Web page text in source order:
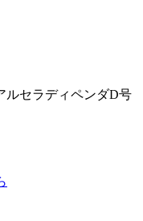
ルセラディペンダD号